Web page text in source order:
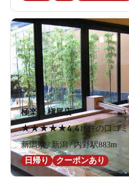
極楽湯 槇尾店
★★★★★4.416件の口コミ
新潟県 / 新潟 / 内野駅883m
日帰り
クーポンあり